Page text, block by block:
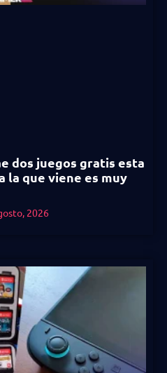
dos juegos gratis esta
la que viene es muy
2026